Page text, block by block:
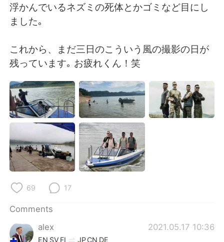
日本語
Русский ไทย
Indonesia Italiano
Türkçe Tiếng Việt
Português
浮かんでいるネズミの死体とかゴミなど目にし
ました｡
これから、まだ三日のこういう風の撮影の日が
残っています｡ お疲れくん！笑
69 17
Comments
alex
2021.05.17 10:36
EN SV FI JPCN DE